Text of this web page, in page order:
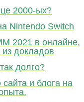
2000-ых?
Nintendo Switch
2021 в онлайне,
докладов
долго?
и блога на